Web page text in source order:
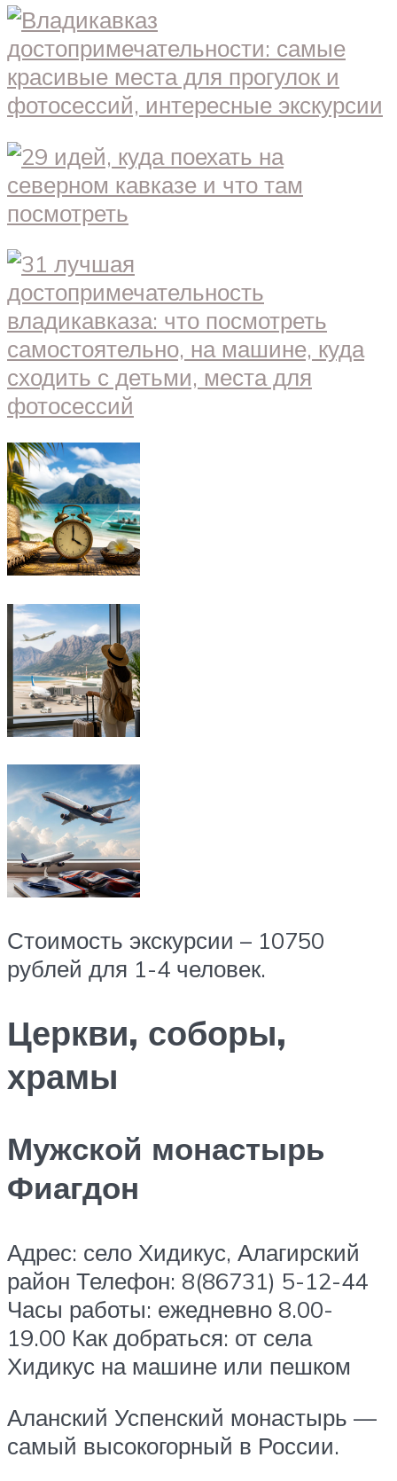
Стоимость экскурсии – 10750
рублей для 1-4 человек.
Церкви, соборы,
храмы
Мужской монастырь
Фиагдон
Адрес: село Хидикус, Алагирский
район Телефон: 8(86731) 5-12-44
Часы работы: ежедневно 8.00-
19.00 Как добраться: от села
Хидикус на машине или пешком
Аланский Успенский монастырь —
самый высокогорный в России.